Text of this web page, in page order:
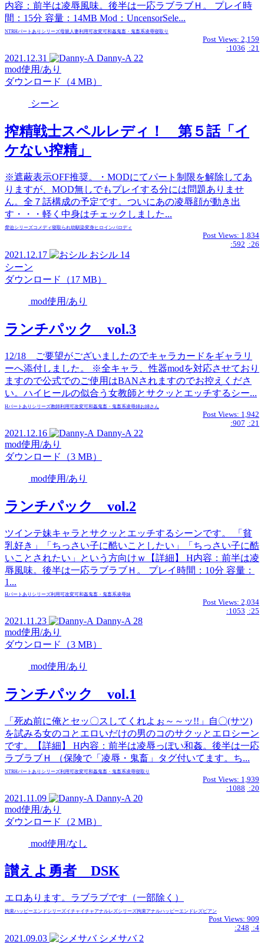
内容：前半は凌辱風味。後半は一応ラブラブＨ。 プレイ時
間：15分 容量：14MB Mod：UncensorSele...
NTRHパートあり シリーズ母親人妻利用可改変可和姦鬼畜・鬼畜系凌辱寝取り
Post Views: 2,159
:1036 :21
2021.12.31 Danny-A 22
mod使用/あり
ダウンロード（4 MB）
シーン
搾精戦士スペルレディ！ 第５話「イ
ケない搾精」
※遮蔽表示OFF推奨。・MODにてパート制限を解除してあ
りますが、MOD無しでもプレイする分には問題ありませ
ん。全７話構成の予定です。ついにあの凌辱顔が動き出
す・・・軽く中身はチェックしました...
脅迫 シリーズコメディ寝取られ幼馴染変身ヒロインパロディ
Post Views: 1,834
:592 :26
2021.12.17 おシル 14
シーン
ダウンロード（17 MB）
mod使用/あり
ランチパック vol.3
12/18 ご要望がございましたのでキャラカードをギャラリ
ーへ添付しました。 ※全キャラ、性器modを対応させており
ますので公式でのご使用はBANされますのでお控えくださ
い。ハイヒールの似合う女教師とサクッとエッチするシー...
Hパートあり シリーズ教師利用可改変可和姦鬼畜・鬼畜系凌辱姉お姉さん
Post Views: 1,942
:907 :21
2021.12.16 Danny-A 22
mod使用/あり
ダウンロード（3 MB）
mod使用/あり
ランチパック vol.2
ツインテ妹キャラとサクッとエッチするシーンです。 「貧
乳好き」「ちっさい子に酷いことしたい」「ちっさい子に酷
いことされたい」という方向けｗ【詳細】 H内容：前半は凌
辱風味。後半は一応ラブラブＨ。 プレイ時間：10分 容量：
1...
Hパートあり シリーズ利用可改変可和姦鬼畜・鬼畜系凌辱妹
Post Views: 2,034
:1053 :25
2021.11.23 Danny-A 28
mod使用/あり
ダウンロード（3 MB）
mod使用/あり
ランチパック vol.1
「死ぬ前に俺とセッ〇スしてくれよぉ～～ッ!!」自〇(サツ)
を試みる女のコとエロいだけの男のコのサクッとエロシーン
です。【詳細】 H内容：前半は凌辱っぽい和姦。後半は一応
ラブラブＨ （保険で「凌辱・鬼畜」タグ付いてます。ち...
NTRHパートあり シリーズ利用可改変可和姦鬼畜・鬼畜系凌辱寝取り
Post Views: 1,939
:1088 :20
2021.11.09 Danny-A 20
mod使用/あり
ダウンロード（2 MB）
mod使用/なし
讃えよ勇者 DSK
エロあります。ラブラブです（一部除く）
拘束ハッピーエンド シリーズイチャイチャ アナルレズシリーズ拘束アナルハッピーエンド レズビアン
Post Views: 909
:248 :4
2021.09.03 シメサバ 2